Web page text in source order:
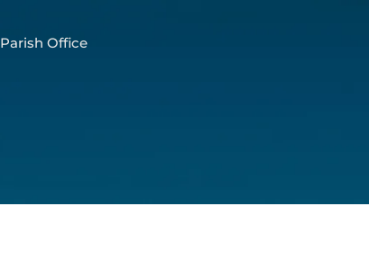
Parish Office